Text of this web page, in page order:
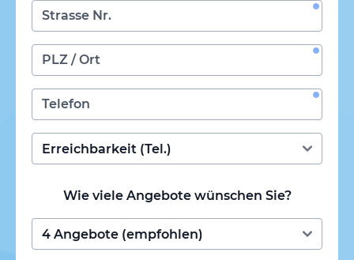
Wie viele Angebote wünschen Sie?